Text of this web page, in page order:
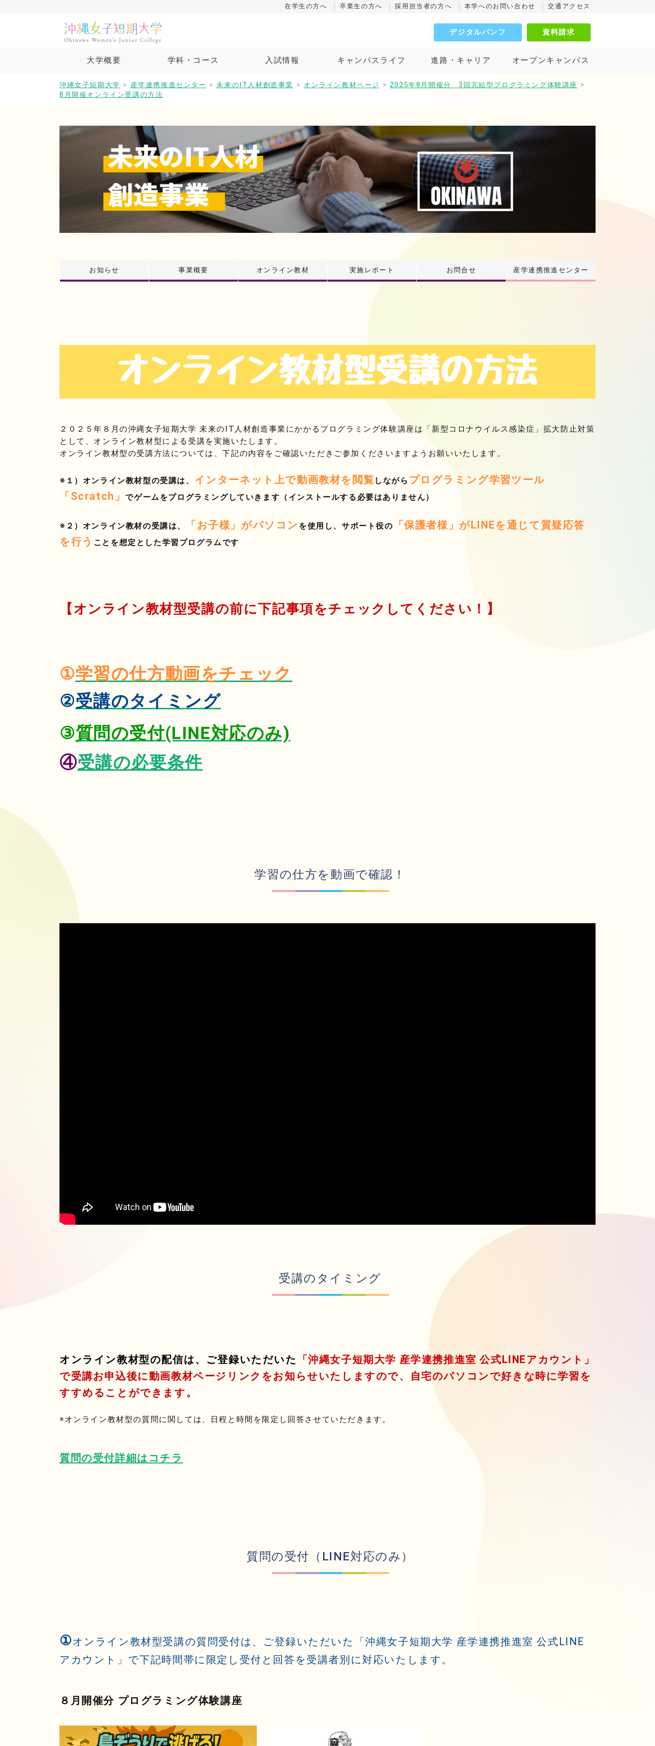
在学生の方へ 卒業生の方へ 採用担当者の方へ 本学へのお問い合わせ 交通アクセス
デジタルパンフ 資料請求
大学概要 学科・コース 入試情報 キャンパスライフ 進路・キャリア オープンキャンパス
沖縄女子短期大学 > 産学連携推進センター > 未来のIT人材創造事業 > オンライン教材ページ > 2025年8月開催分 3回完結型プログラミング体験講座 >
8月開催オンライン受講の方法
お知らせ 事業概要 オンライン教材 実施レポート お問合せ 産学連携推進センター
２０２５年８月の沖縄女子短期大学 未来のIT人材創造事業にかかるプログラミング体験講座は「新型コロナウイルス感染症」拡大防止対策
として、オンライン教材型による受講を実施いたします。
オンライン教材型の受講方法については、下記の内容をご確認いただきご参加くださいますようお願いいたします。
※１）オンライン教材型の受講は、 インターネット上で動画教材を閲覧 しながら プログラミング学習ツール
「Scratch」でゲームをプログラミングしていきます（インストールする必要はありません）
※２）オンライン教材の受講は、 「お子様」がパソコン を使用し、サポート役の
「保護者様」がLINEを通じて質疑応答
を行う ことを想定とした学習プログラムです
【オンライン教材型受講の前に下記事項をチェックしてください！】
①学習の仕方動画をチェック
②受講のタイミング
③質問の受付(LINE対応のみ)
④受講の必要条件
学習の仕方を動画で確認！
受講のタイミング
オンライン教材型の配信は、ご登録いただいた
「沖縄女子短期大学 産学連携推進室 公式LINEアカウント」
で受講お申込後に動画教材ページリンクをお知らせいたしますので、自宅のパソコンで好きな時に学習を
すすめることができます。
※オンライン教材型の質問に関しては、日程と時間を限定し回答させていただきます。
質問の受付詳細はコチラ
質問の受付（LINE対応のみ）
①オンライン教材型受講の質問受付は、ご登録いただいた「沖縄女子短期大学 産学連携推進室 公式LINE
アカウント」で下記時間帯に限定し受付と回答を受講者別に対応いたします。
８月開催分 プログラミング体験講座